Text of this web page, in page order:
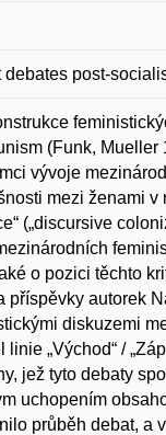
post-
(Funk,
vývoje
mezi ženami
(„discursive
o pozici těchto
autorek
diskuzemi
„Východ“ /
jež tyto debaty
uchopením
průběh debat,